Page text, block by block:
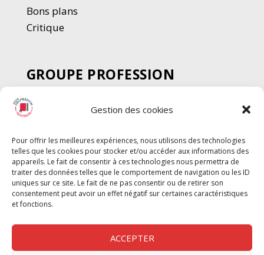
Gestion des cookies
Pour offrir les meilleures expériences, nous utilisons des technologies
telles que les cookies pour stocker et/ou accéder aux informations des
appareils. Le fait de consentir à ces technologies nous permettra de
traiter des données telles que le comportement de navigation ou les ID
uniques sur ce site. Le fait de ne pas consentir ou de retirer son
consentement peut avoir un effet négatif sur certaines caractéristiques
et fonctions.
ACCEPTER
Bons plans
Critique
GROUPE PROFESSION
SPECTACLE
Chèque Intermittents
Chèque Compta
Chèque Emploi Spectacle
G-Pods
Profession Audio-visuel